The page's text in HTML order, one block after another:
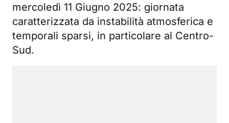
mercoledì 11 Giugno 2025: giornata
caratterizzata da instabilità atmosferica e
temporali sparsi, in particolare al Centro-
Sud.